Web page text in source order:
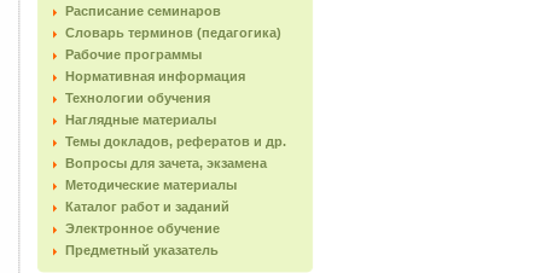
Расписание семинаров
Словарь терминов (педагогика)
Рабочие программы
Нормативная информация
Технологии обучения
Наглядные материалы
Темы докладов, рефератов и др.
Вопросы для зачета, экзамена
Методические материалы
Каталог работ и заданий
Электронное обучение
Предметный указатель